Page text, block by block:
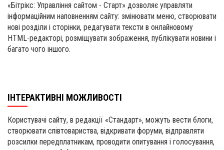
«Бітрікс: Управління сайтом - Старт» дозволяє управляти
інформаційним наповненням сайту: змінювати меню, створювати
нові розділи і сторінки, редагувати тексти в онлайновому
HTML-редакторі, розміщувати зображення, публікувати новини і
багато чого іншого.
ІНТЕРАКТИВНІ МОЖЛИВОСТІ
Користувачі сайту, в редакції «Стандарт», можуть вести блоги,
створювати співтовариства, відкривати форуми, відправляти
розсилки передплатникам, проводити опитування і голосування,